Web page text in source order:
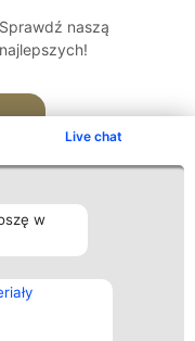
Live chat
w
naszą
Kontakt
Kontakt